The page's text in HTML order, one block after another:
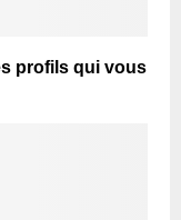
profils qui vous